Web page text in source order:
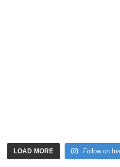
LOAD MORE Follow on